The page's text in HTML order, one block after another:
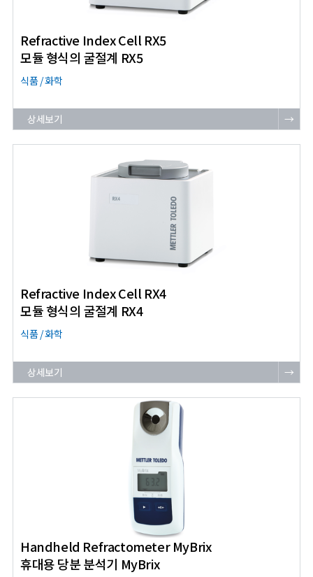
Refractive Index Cell RX5
모듈 형식의 굴절계 RX5
식품 / 화학
상세보기 →
Refractive Index Cell RX4
모듈 형식의 굴절계 RX4
식품 / 화학
상세보기 →
Handheld Refractometer MyBrix
휴대용 당분 분석기 MyBrix